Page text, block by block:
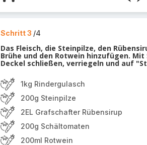
Schritt 3 /4
Das Fleisch, die Steinpilze, den
Brühe und den Rotwein hinzufügen.
Deckel schließen, verriegeln und auf
1kg Rindergulasch
200g Steinpilze
2EL Grafschafter Rübensirup
200g Schältomaten
200ml Rotwein